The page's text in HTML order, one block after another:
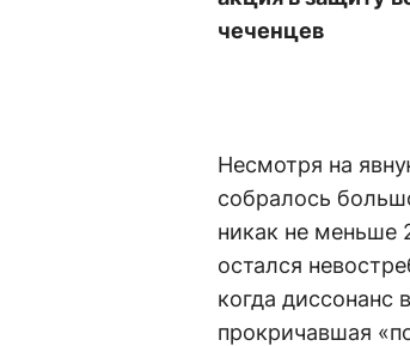
чеченцев
Несмотря на
собралось
никак не меньше
остался
когда диссонанс
прокричавшая